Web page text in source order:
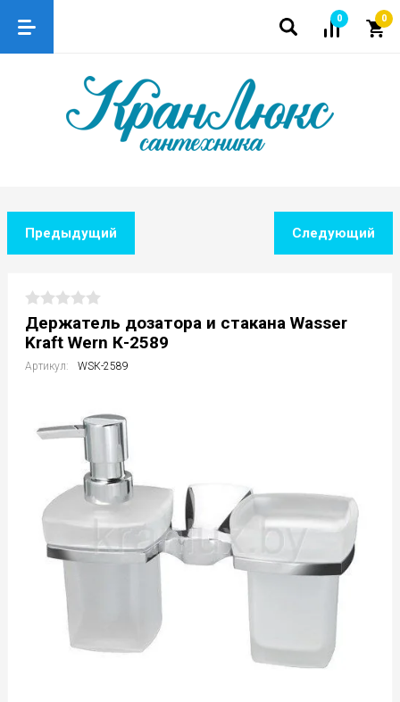
0 0
Предыдущий Следующий
Держатель дозатора и стакана Wasser
Kraft Wern К-2589
Артикул: WSК-2589